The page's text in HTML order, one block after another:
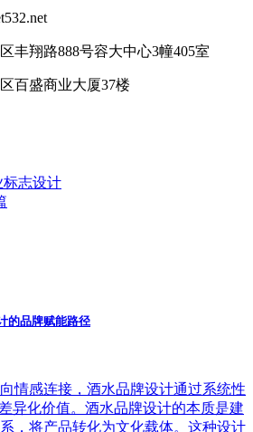
翔路888号容大中心3幢405室
盛商业大厦37楼
标志设计
的品牌赋能路径
情感连接，酒水品牌设计通过系统性
异化价值。酒水品牌设计的本质是建
，将产品转化为文化载体。这种设计